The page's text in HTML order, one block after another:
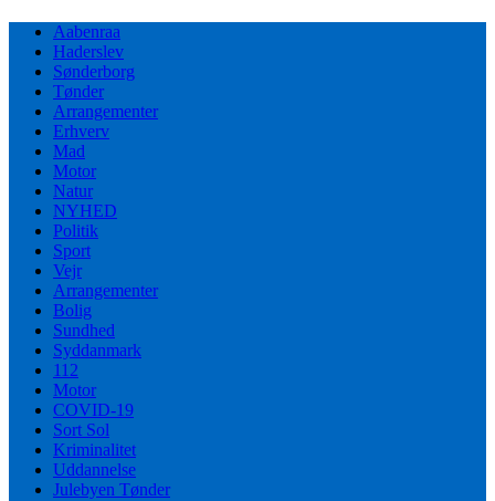
Aabenraa
Haderslev
Sønderborg
Tønder
Arrangementer
Erhverv
Mad
Motor
Natur
NYHED
Politik
Sport
Vejr
Arrangementer
Bolig
Sundhed
Syddanmark
112
Motor
COVID-19
Sort Sol
Kriminalitet
Uddannelse
Julebyen Tønder